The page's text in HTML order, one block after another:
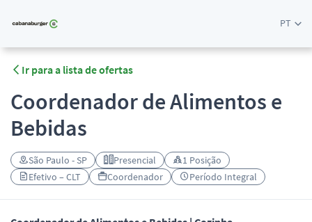
PT
Ir para a lista de ofertas
Coordenador de Alimentos e
Bebidas
São Paulo - SP Presencial
1 Posição
Efetivo – CLT
Coordenador Período Integral